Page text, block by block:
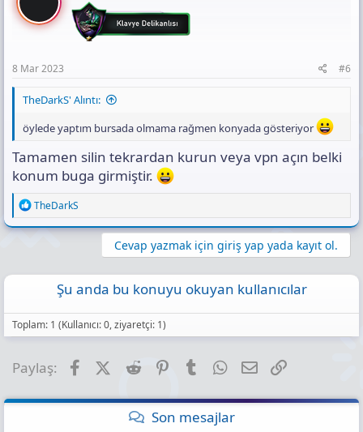
n
8 Mar 2023 #6
TheDarkS' Alıntı:
öylede yaptım bursada olmama rağmen konyada gösteriyor
Tamamen silin tekrardan kurun veya vpn açın belki
konum buga girmiştir.
R
e
a
:
TheDarkS
Cevap yazmak için giriş yap yada kayıt ol.
Şu anda bu konuyu okuyan kullanıcılar
Toplam: 1 (Kullanıcı: 0, ziyaretçi: 1)
Paylaş: FacebookX (Twitter)
Reddit PinterestTumblr WhatsApp
E-posta
Son mesajlar